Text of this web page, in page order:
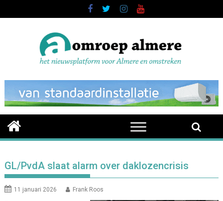
to
GL/PvdA slaat alarm over daklozencrisis
11 januari 2026 Frank Roos